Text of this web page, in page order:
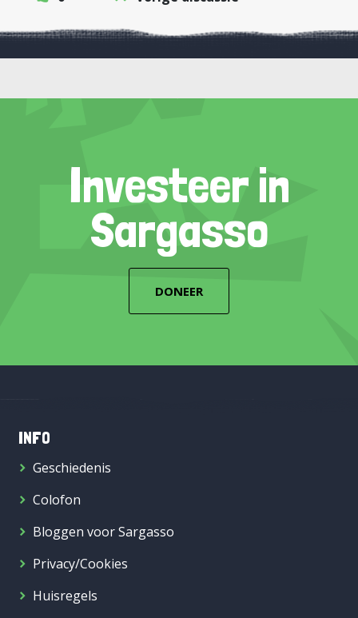
Investeer in
Sargasso
DONEER
INFO
Geschiedenis
Colofon
Bloggen voor Sargasso
Privacy/Cookies
Huisregels